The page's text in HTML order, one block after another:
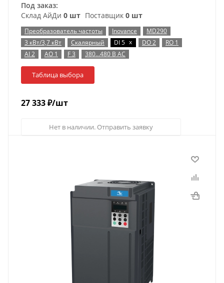
Под заказ:
Склад АйДи 0 шт Поставщик 0 шт
Преобразователь частоты Inovance
MD290
3 кВт/3,7 кВт
Скалярный DI 5 x DO 2
RO 1
AI 2
AO 1 F 3 380…480 В AC
Таблица выбора
27 333₽/шт
Нет в наличии. Отправить заявку